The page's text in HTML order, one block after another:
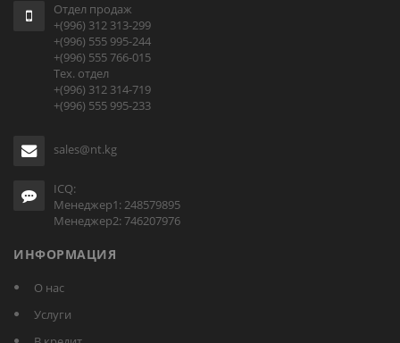
Отдел продаж
+(996) 312 313-299
+(996) 555 995-244
+(996) 555 766-015
Тех. отдел
+(996) 312 314-719
+(996) 555 995-233
sales@nt.kg
ICQ:
Менеджер1: 248579895
Менеджер2: 746207976
ИНФОРМАЦИЯ
О нас
Услуги